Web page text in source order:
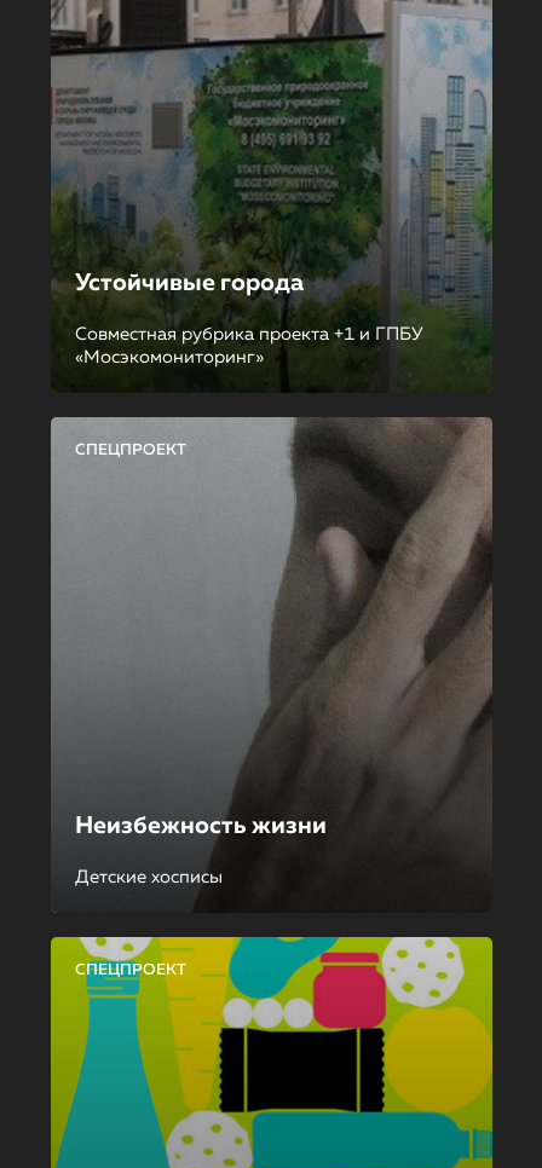
Устойчивые города
Совместная рубрика проекта +1 и ГПБУ
«Мосэкомониторинг»
СПЕЦПРОЕКТ
Неизбежность жизни
Детские хосписы
СПЕЦПРОЕКТ